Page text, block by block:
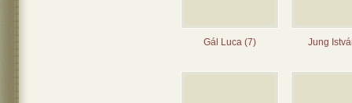
Gál Luca (7) Jung